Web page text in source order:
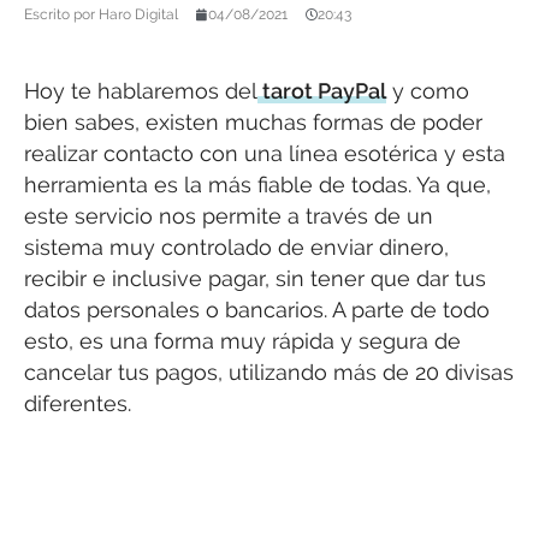
Escrito por Haro Digital 04/08/2021 20:43
Hoy te hablaremos deltarot PayPaly como
bien sabes, existen muchas formas de poder
realizar contacto con una línea esotérica y esta
herramienta es la más fiable de todas. Ya que,
este servicio nos permite a través de un
sistema muy controlado de enviar dinero,
recibir e inclusive pagar, sin tener que dar tus
datos personales o bancarios. A parte de todo
esto, es una forma muy rápida y segura de
cancelar tus pagos, utilizando más de 20 divisas
diferentes.